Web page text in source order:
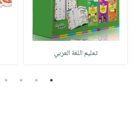
تعليم اللغة العربي
1
2
3
4